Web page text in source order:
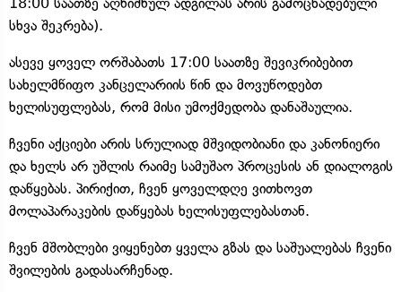
სხვა შეკრება).
ასევე ყოველ ორშაბათს 17:00 საათზე შევიკრიბებით
სახელმწიფო კანცელარიის წინ და მოვუწოდებთ
ხელისუფლებას, რომ მისი უმოქმედობა დანაშაულია.
ჩვენი აქციები არის სრულიად მშვიდობიანი და კანონიერი
და ხელს არ უშლის რაიმე სამუშაო პროცესის ან დიალოგის
დაწყებას. პირიქით, ჩვენ ყოველდღე ვითხოვთ
მოლაპარაკების დაწყებას ხელისუფლებასთან.
ჩვენ მშობლები ვიყენებთ ყველა გზას და საშუალებას ჩვენი
შვილების გადასარჩენად.